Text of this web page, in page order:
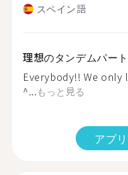
スペイン語
理想のタンデムパー
Everybody!! We only
^...もっと見る
アプ